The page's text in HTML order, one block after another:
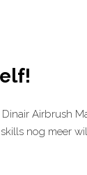
Airbrush
nog meer